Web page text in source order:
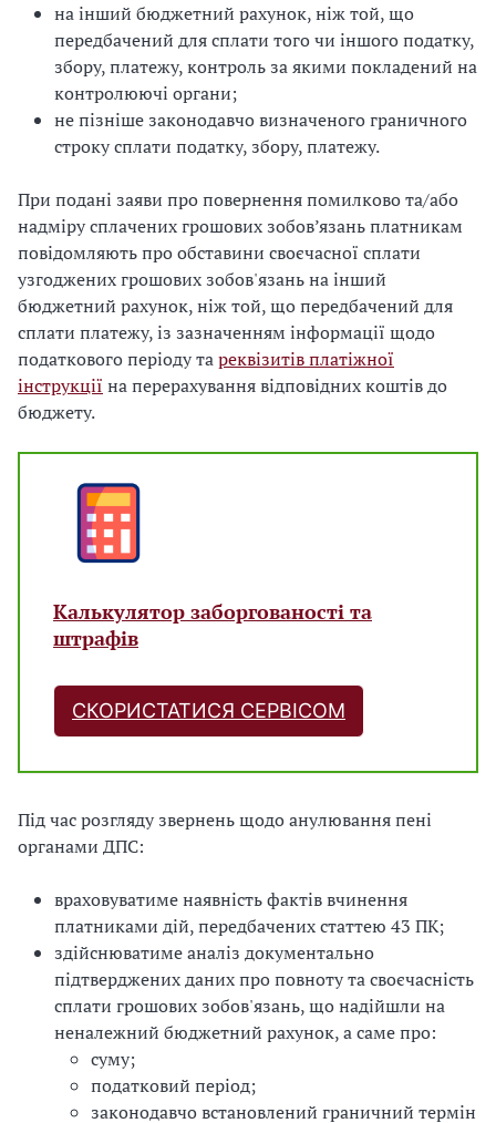
на інший бюджетний рахунок, ніж той, що
передбачений для сплати того чи іншого податку,
збору, платежу, контроль за якими покладений на
контролюючі органи;
не пізніше законодавчо визначеного граничного
строку сплати податку, збору, платежу.
При подані заяви про повернення помилково та/або
надміру сплачених грошових зобов’язань платникам
повідомляють про обставини своєчасної сплати
узгоджених грошових зобов'язань на інший
бюджетний рахунок, ніж той, що передбачений для
сплати платежу, із зазначенням інформації щодо
податкового періоду тареквізитів платіжної
інструкції на перерахування відповідних коштів до
бюджету.
Калькулятор заборгованості та
штрафів
СКОРИСТАТИСЯ СЕРВІСОМ
Під час розгляду звернень щодо анулювання пені
органами ДПС:
враховуватиме наявність фактів вчинення
платниками дій, передбачених статтею 43 ПК;
здійснюватиме аналіз документально
підтверджених даних про повноту та своєчасність
сплати грошових зобов'язань, що надійшли на
неналежний бюджетний рахунок, а саме про:
суму;
податковий період;
законодавчо встановлений граничний термін